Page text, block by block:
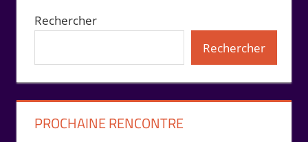
publications
Rechercher
Rechercher
PROCHAINE RENCONTRE